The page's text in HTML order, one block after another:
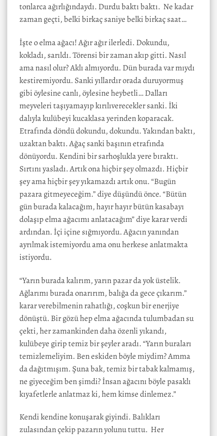
tonlarca ağırlığındaydı. Durdu baktı baktı. Ne kadar
zaman geçti, belki birkaç saniye belki birkaç saat…
İşte o elma ağacı! Ağır ağır ilerledi. Dokundu,
kokladı, sarıldı. Törensi bir zaman akıp gitti. Nasıl
ama nasıl olur? Aklı almıyordu. Dün burada var mıydı
kestiremiyordu. Sanki yıllardır orada duruyormuş
gibi öylesine canlı, öylesine heybetli… Dalları
meyveleri taşıyamayıp kırılıverecekler sanki. İki
dalıyla kulübeyi kucaklasa yerinden koparacak.
Etrafında döndü dokundu, dokundu. Yakından baktı,
uzaktan baktı. Ağaç sanki başının etrafında
dönüyordu. Kendini bir sarhoşlukla yere bıraktı.
Sırtını yasladı. Artık ona hiçbir şey olmazdı. Hiçbir
şey ama hiçbir şey yıkamazdı artık onu. “Bugün
pazara gitmeyeceğim.” diye düşündü önce. “Bütün
gün burada kalacağım, hayır hayır bütün kasabayı
dolaşıp elma ağacımı anlatacağım” diye karar verdi
ardından. İçi içine sığmıyordu. Ağacın yanından
ayrılmak istemiyordu ama onu herkese anlatmakta
istiyordu.
“Yarın burada kalırım, yarın pazar da yok üstelik.
Ağlarımı burada onarırım, balığa da gece çıkarım.”
karar verebilmenin rahatlığı, coşkun bir enerjiye
dönüştü. Bir gözü hep elma ağacında tulumbadan su
çekti, her zamankinden daha özenli yıkandı,
kulübeye girip temiz bir şeyler aradı. “Yarın buraları
temizlemeliyim. Ben eskiden böyle miydim? Amma
da dağıtmışım. Şuna bak, temiz bir tabak kalmamış,
ne giyeceğim ben şimdi? İnsan ağacını böyle pasaklı
kıyafetlerle anlatmaz ki, hem kimse dinlemez.”
Kendi kendine konuşarak giyindi. Balıkları
zulasından çekip pazarın yolunu tuttu. Her